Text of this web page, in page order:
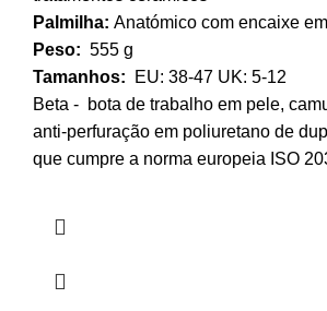
Palmilha: Anatómico com encaixe
Peso: 555 g
Tamanhos:
EU: 38-47 UK: 5-12
Beta - bota de trabalho em pele,
anti-perfuração em poliuretano de
que cumpre a norma europeia ISO